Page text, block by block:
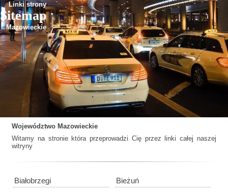
Linki strony
Sitemap
Mazowieckie
Województwo Mazowieckie
Witamy na stronie która przeprowadzi Cię przez linki całej naszej
witryny
Białobrzegi Bieżuń